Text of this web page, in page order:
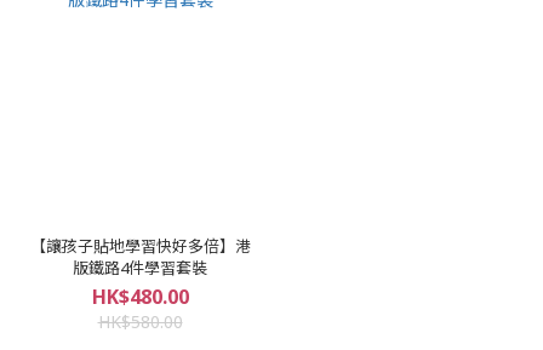
【讓孩子貼地學習快好多倍】港
版鐵路4件學習套裝
HK$480.00
HK$580.00